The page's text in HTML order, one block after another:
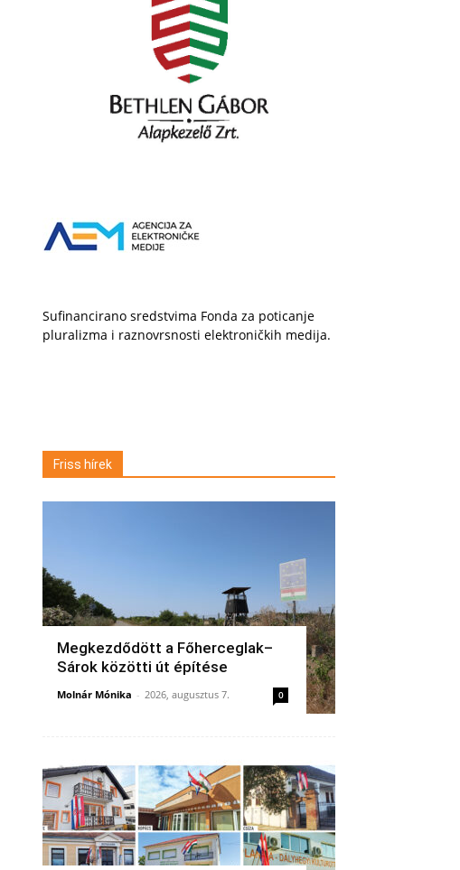
Sufinancirano sredstvima Fonda za poticanje
pluralizma i raznovrsnosti elektroničkih medija.
Friss hírek
Megkezdődött a Főherceglak–
Sárok közötti út építése
Molnár Mónika - 2026, augusztus 7. 0